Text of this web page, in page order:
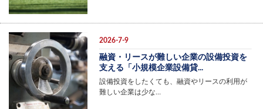
2026-7-9
融資・リースが難しい企業の設備投資を
支える「小規模企業設備貸...
設備投資をしたくても、融資やリースの利用が
難しい企業は少な…